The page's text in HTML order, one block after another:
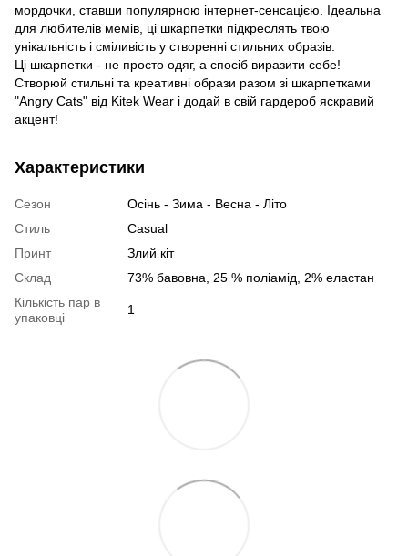
мордочки, ставши популярною інтернет-сенсацією. Ідеальна
для любителів мемів, ці шкарпетки підкреслять твою
унікальність і сміливість у створенні стильних образів.
Ці шкарпетки - не просто одяг, а спосіб виразити себе!
Створюй стильні та креативні образи разом зі шкарпетками
"Angry Cats" від Kitek Wear і додай в свій гардероб яскравий
акцент!
Характеристики
Сезон
Осінь - Зима - Весна - Літо
Стиль
Casual
Принт
Злий кіт
Склад
73% бавовна, 25 % поліамід, 2% еластан
Кількість пар в
упаковці
1